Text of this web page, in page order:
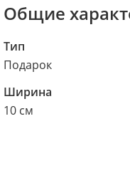
Общие
Тип
Подарок
Ширина
10 см